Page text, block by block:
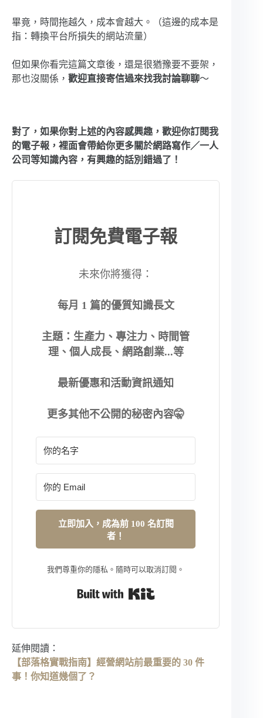
畢竟，時間拖越久，成本會越大。（這邊的成本是
指：轉換平台所損失的網站流量）
但如果你看完這篇文章後，還是很猶豫要不要架，
那也沒關係， 歡迎直接寄信過來找我討論聊聊～
對了，如果你對上述的內容感興趣，歡迎你訂閱我
的電子報，裡面會帶給你更多關於網路寫作／一人
公司等知識內容，有興趣的話別錯過了！
訂閱免費電子報
未來你將獲得：
每月 1 篇的優質知識長文
主題：生產力、專注力、時間管
理、個人成長、網路創業...等
最新優惠和活動資訊通知
更多其他不公開的秘密內容🤫
立即加入，成為前 100 名訂閱
者！
我們尊重你的隱私。隨時可以取消訂閱。
延伸閱讀：
【部落格實戰指南】經營網站前最重要的 30 件
事！你知道幾個了？